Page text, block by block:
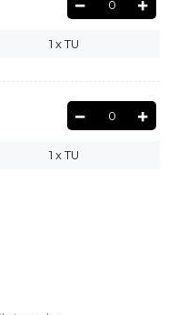
0
1 x TU
0
1 x TU